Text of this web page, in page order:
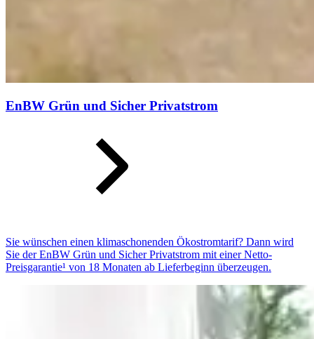
EnBW Grün und Sicher Privatstrom
Sie wünschen einen klimaschonenden Ökostromtarif? Dann wird
Sie der EnBW Grün und Sicher Privatstrom mit einer Netto-
Preisgarantie¹ von 18 Monaten ab Lieferbeginn überzeugen.